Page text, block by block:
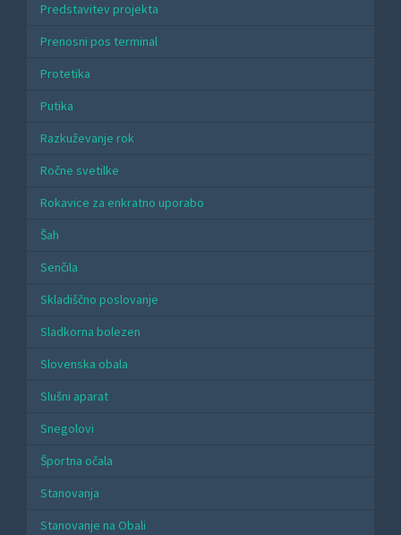
Predstavitev projekta
Prenosni pos terminal
Protetika
Putika
Razkuževanje rok
Ročne svetilke
Rokavice za enkratno uporabo
Šah
Senčila
Skladiščno poslovanje
Sladkorna bolezen
Slovenska obala
Slušni aparat
Snegolovi
Športna očala
Stanovanja
Stanovanje na Obali